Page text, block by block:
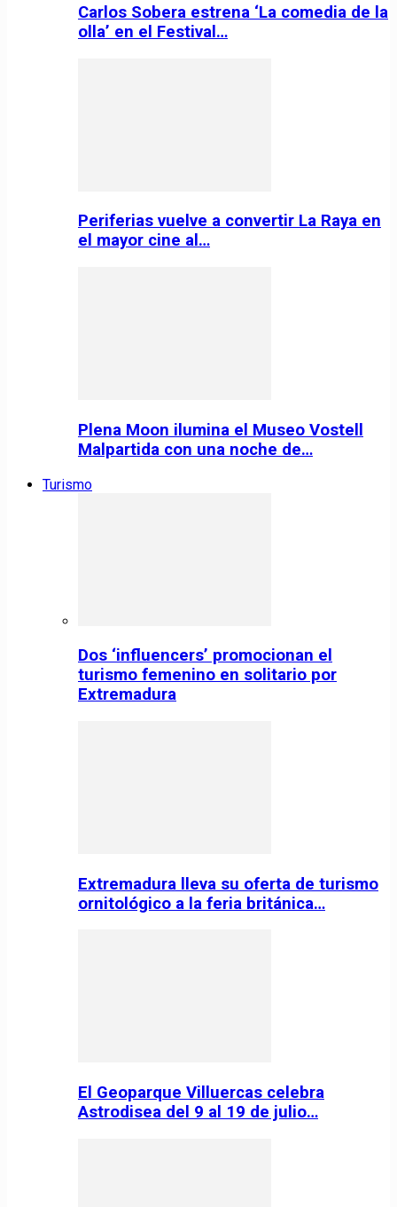
Carlos Sobera estrena ‘La comedia de la
olla’ en el Festival…
Periferias vuelve a convertir La Raya en
el mayor cine al…
Plena Moon ilumina el Museo Vostell
Malpartida con una noche de…
Turismo
Dos ‘influencers’ promocionan el
turismo femenino en solitario por
Extremadura
Extremadura lleva su oferta de turismo
ornitológico a la feria británica…
El Geoparque Villuercas celebra
Astrodisea del 9 al 19 de julio…